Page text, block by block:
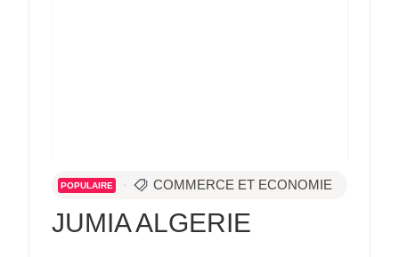
POPULAIRE COMMERCE ET ECONOMIE
JUMIA ALGERIE